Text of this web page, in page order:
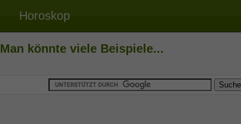
Horoskop
Man könnte viele Beispiele...